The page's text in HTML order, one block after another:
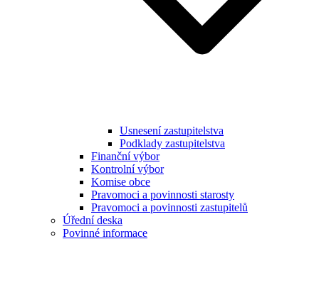
Usnesení zastupitelstva
Podklady zastupitelstva
Finanční výbor
Kontrolní výbor
Komise obce
Pravomoci a povinnosti starosty
Pravomoci a povinnosti zastupitelů
Úřední deska
Povinné informace